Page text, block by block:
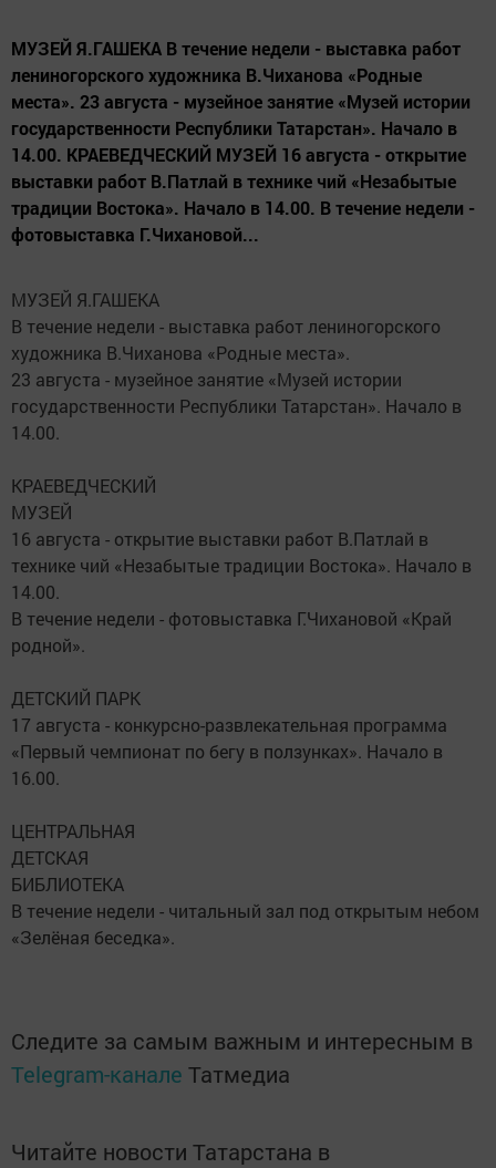
МУЗЕЙ Я.ГАШЕКА В течение недели - выставка работ
лениногорского художника В.Чиханова «Родные
места». 23 августа - музейное занятие «Музей истории
государственности Республики Татарстан». Начало в
14.00. КРАЕВЕДЧЕСКИЙ МУЗЕЙ 16 августа - открытие
выставки работ В.Патлай в технике чий «Незабытые
традиции Востока». Начало в 14.00. В течение недели -
фотовыставка Г.Чихановой...
МУЗЕЙ Я.ГАШЕКА
В течение недели - выставка работ лениногорского
художника В.Чиханова «Родные места».
23 августа - музейное занятие «Музей истории
государственности Республики Татарстан». Начало в
14.00.
КРАЕВЕДЧЕСКИЙ
МУЗЕЙ
16 августа - открытие выставки работ В.Патлай в
технике чий «Незабытые традиции Востока». Начало в
14.00.
В течение недели - фотовыставка Г.Чихановой «Край
родной».
ДЕТСКИЙ ПАРК
17 августа - конкурсно-развлекательная программа
«Первый чемпионат по бегу в ползунках». Начало в
16.00.
ЦЕНТРАЛЬНАЯ
ДЕТСКАЯ
БИБЛИОТЕКА
В течение недели - читальный зал под открытым небом
«Зелёная беседка».
Следите за самым важным и интересным в
Telegram-канале Татмедиа
Читайте новости Татарстана в